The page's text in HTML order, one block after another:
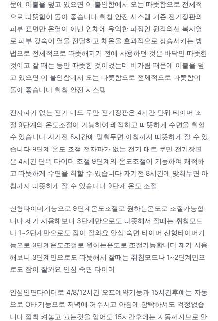
문에 이불을 덮고 있으면 이 불안함에서 오는 따뜻함으로 전체적
으로 따뜻함이 돌아 좋습니다 취침 안전 시스템 기존 전기장판의
피부 표면만 온열이 아닌 인체에 유익한 파장인 원적외선 복사열
로 피부 깊숙이 열을 전달하고 체온을 효과적으로 상승시키는 방
법으로 전체적으로 따뜻해지기 전에 사용하던 것은 바닥만 따뜻한
것이고 잘 때는 등만 따뜻한 것이었는데 비가림 때문에 이불을 덮
고 있으면 이 불안함에서 오는 따뜻함으로 전체적으로 따뜻함이
돌아 좋습니다 취침 안전 시스템
전자파가 없는 전기 매트 쿠만 전기장판은 4시간 단위 타이머 조
절 9단계의 온도조절이 기능하여 쾌적하고 따뜻하게 수면을 취할
수 있습니다 자기전 8시간에 맞춰두면 아침까지 따뜻하게 잘 수 있
습니다 9단계 온도 조절 전자파가 없는 전기 매트 쿠만 전기장판
은 4시간 단위 타이머 조절 9단계의 온도조절이 기능하여 쾌적하
고 따뜻하게 수면을 취할 수 있습니다 자기전 8시간에 맞춰두면 아
침까지 따뜻하게 잘 수 있습니다 9단계 온도 조절
신형타이머기능으로 9단계온도조절로 원하는온도로 조절가능합
니다 제가 사용해보니 3단계만으로도 따뜻해서 잘때는 취침모드
나 1~2단계만으로도 잠이 잘와요 안심 숙면 타이머 신형타이머기
능으로 9단계온도조절로 원하는온도로 조절가능합니다 제가 사용
해보니 3단계만으로도 따뜻해서 잘때는 취침모드나 1~2단계만으
로도 잠이 잘와요 안심 숙면 타이머
안심안면타이머로 4/8/12시간 오프예약기능과 15시간후에는 자동
으로 OFF기능으로 저녁에 꺼주시고 아침에 깜빡하셔도 걱정없습
니다 깜빡 켜놓고 끄는것을 잊어도 15시간후에는 자동꺼지므로 안